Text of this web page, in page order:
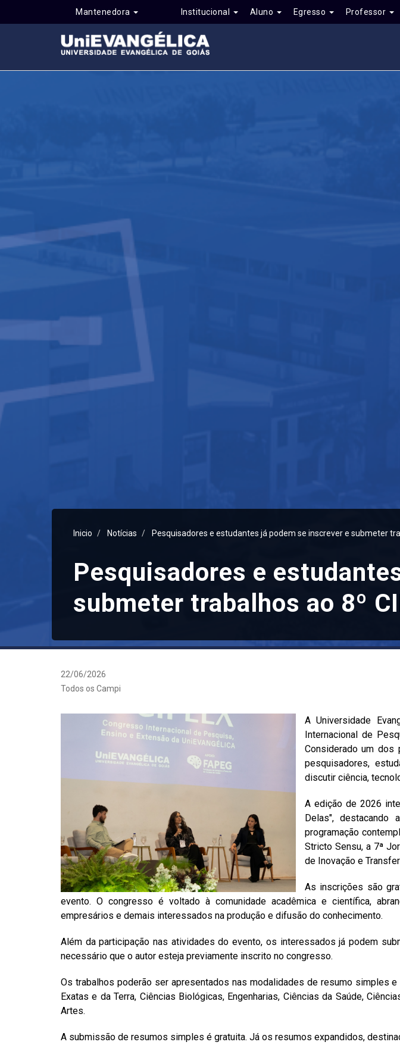
Mantenedora Institucional Aluno Egresso Professor
Inicio Notícias Pesquisadores e estudantes já podem se inscrever e submeter
Pesquisadores e
submeter trabalhos ao 8º
22/06/2026
Todos os Campi
A Universidade
Internacional de
Considerado um
pesquisadores,
discutir ciência,
A edição de 2026
Delas", destacando
programação
Stricto Sensu, a 7ª
de Inovação e
As inscrições são
evento. O congresso é voltado à comunidade acadêmica e científica,
empresários e demais interessados na produção e difusão do conhecimento.
Além da participação nas atividades do evento, os interessados já podem
necessário que o autor esteja previamente inscrito no congresso.
Os trabalhos poderão ser apresentados nas modalidades de resumo simples
Exatas e da Terra, Ciências Biológicas, Engenharias, Ciências da Saúde,
Artes.
A submissão de resumos simples é gratuita. Já os resumos expandidos,